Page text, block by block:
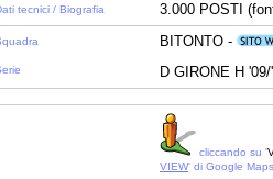
tecnici / Biografia 3.000 POSTI
BITONTO -
D GIRONE H '09/
cliccando su '
VIEW' di Google Maps